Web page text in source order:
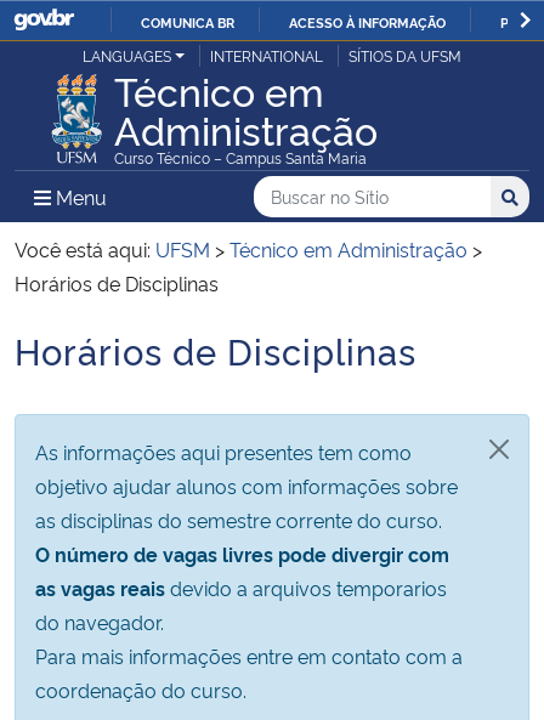
IR
PARA
O
CONTEÚDO
COMUNICA BR ACESSO À INFORMAÇÃO
Ministério da Justiça e Segurança Pública
Ministério da Defesa
Ministério das Relações Exteriores
Ministério da Infraestrutura
Ministério da Educação
Ministério da Cidadania
Ministério da Saúde
Ministério de Minas e Energia
LANGUAGES INTERNATIONAL SÍTIOS DA UFSM
Técnico em
Administração
Curso Técnico – Campus Santa Maria
Menu Menu Principal do Sítio
Busca
Buscar no no Sítio
Busca:
Você está aqui: UFSM >Técnico em Administração >
Horários de Disciplinas
Início do conteúdo
Horários de Disciplinas
As informações aqui presentes tem como
objetivo ajudar alunos com informações sobre
as disciplinas do semestre corrente do curso.
O número de vagas livres pode divergir com
as vagas reaisdevido a arquivos temporarios
do navegador.
Para mais informações entre em contato com a
coordenação do curso.